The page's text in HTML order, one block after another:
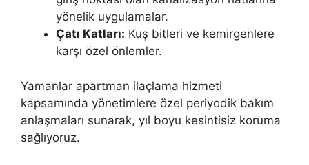
yönelik uygulamalar.
Çatı Katları: Kuş bitleri ve kemirgenlere
karşı özel önlemler.
Yamanlar apartman ilaçlama hizmeti
kapsamında yönetimlere özel periyodik bakım
anlaşmaları sunarak, yıl boyu kesintisiz koruma
sağlıyoruz.